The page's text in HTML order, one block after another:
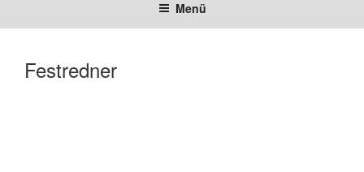
Menü
Festredner